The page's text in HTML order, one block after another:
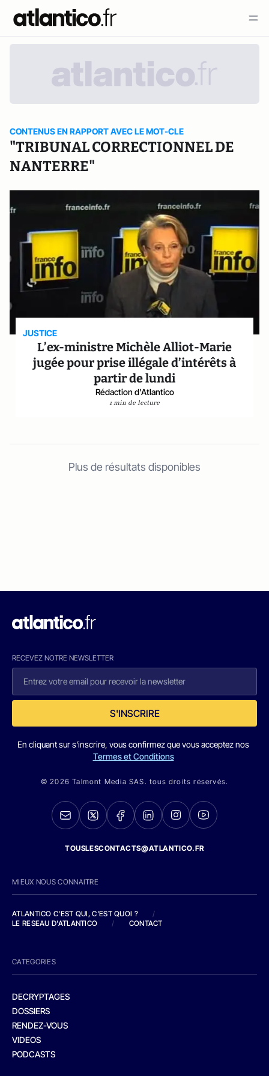
CONTENUS EN RAPPORT AVEC LE MOT-CLE
"TRIBUNAL CORRECTIONNEL DE
NANTERRE"
JUSTICE
L’ex-ministre Michèle Alliot-Marie
jugée pour prise illégale d’intérêts à
partir de lundi
Rédaction d'Atlantico
1 min de lecture
Plus de résultats disponibles
RECEVEZ NOTRE NEWSLETTER
S'INSCRIRE
En cliquant sur s'inscrire, vous confirmez que vous acceptez nos
Termes et Conditions
© 2026 Talmont Media SAS. tous droits réservés.
TOUSLESCONTACTS@ATLANTICO.FR
MIEUX NOUS CONNAITRE
ATLANTICO C'EST QUI, C'EST QUOI ?
/
LE RESEAU D'ATLANTICO
/ CONTACT
CATEGORIES
DECRYPTAGES
DOSSIERS
RENDEZ-VOUS
VIDEOS
PODCASTS